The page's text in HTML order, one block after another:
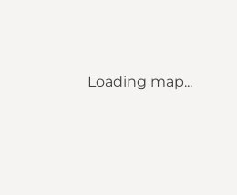
Loading map...